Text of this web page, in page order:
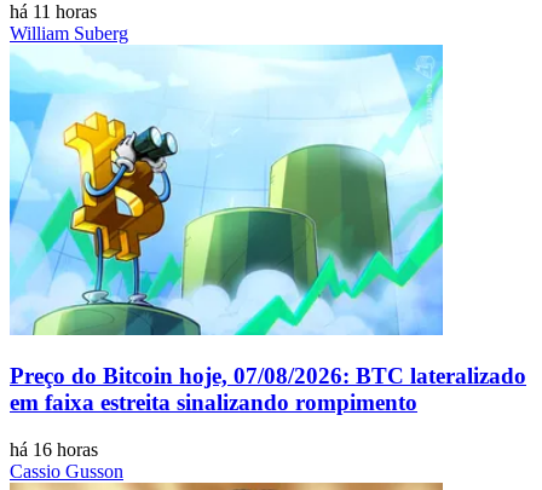
há 11 horas
William Suberg
Preço do Bitcoin hoje, 07/08/2026: BTC lateralizado
em faixa estreita sinalizando rompimento
há 16 horas
Cassio Gusson